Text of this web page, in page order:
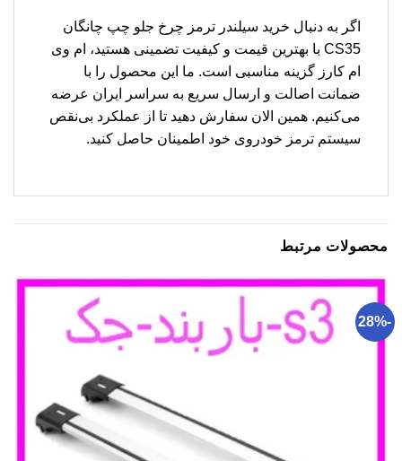
اگر به دنبال خرید سیلندر ترمز چرخ جلو چپ چانگان
CS35 با بهترین قیمت و کیفیت تضمینی هستید، ام وی
ام کارز گزینه مناسبی است. ما این محصول را با
ضمانت اصالت و ارسال سریع به سراسر ایران عرضه
می‌کنیم. همین الان سفارش دهید تا از عملکرد بی‌نقص
سیستم ترمز خودروی خود اطمینان حاصل کنید.
محصولات مرتبط
-28%